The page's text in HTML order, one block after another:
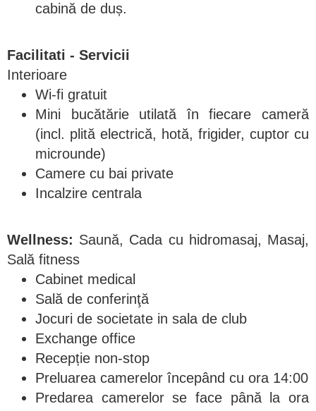
cabină de duș.
Facilitati - Servicii
Interioare
Wi-fi gratuit
Mini bucătărie utilată în fiecare cameră
(incl. plită electrică, hotă, frigider, cuptor cu
microunde)
Camere cu bai private
Incalzire centrala
Wellness: Saună, Cada cu hidromasaj, Masaj,
Sală fitness
Cabinet medical
Sală de conferinţă
Jocuri de societate in sala de club
Exchange office
Recepție non-stop
Preluarea camerelor începând cu ora 14:00
Predarea camerelor se face până la ora